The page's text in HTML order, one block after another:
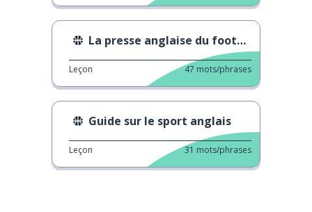
La presse anglaise du football
Leçon 47 mots/phrases
Guide sur le sport anglais
Leçon 31 mots/phrases